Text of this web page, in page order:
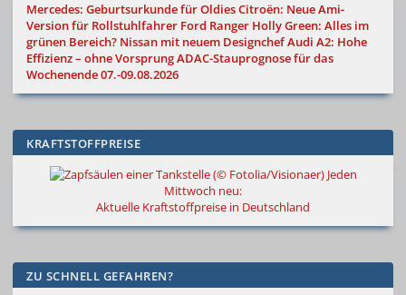
Mercedes: Geburtsurkunde für OldiesCitroën: Neue Ami-
Version für Rollstuhlfahrer Ford Ranger Holly Green: Alles im
grünen Bereich? Nissan mit neuem DesignchefAudi A2: Hohe
Effizienz – ohne VorsprungADAC-Stauprognose für das
Wochenende 07.-09.08.2026
KRAFTSTOFFPREISE
Jeden
Mittwoch neu:
Aktuelle Kraftstoffpreise in Deutschland
ZU SCHNELL GEFAHREN?